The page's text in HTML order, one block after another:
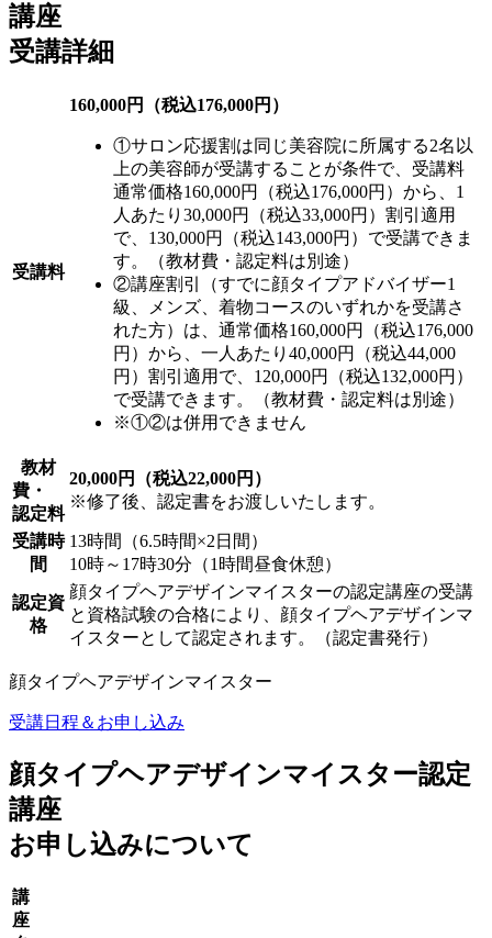
講座
受講詳細
受講料
160,000円（税込176,000円）
①サロン応援割は同じ美容院に所属する2名以
上の美容師が受講することが条件で、受講料
通常価格160,000円（税込176,000円）から、1
人あたり30,000円（税込33,000円）割引適用
で、130,000円（税込143,000円）で受講できま
す。（教材費・認定料は別途）
②講座割引（すでに顔タイプアドバイザー1
級、メンズ、着物コースのいずれかを受講さ
れた方）は、通常価格160,000円（税込176,000
円）から、一人あたり40,000円（税込44,000
円）割引適用で、120,000円（税込132,000円）
で受講できます。（教材費・認定料は別途）
※①②は併用できません
教材
費・
認定料
20,000円（税込22,000円）
※修了後、認定書をお渡しいたします。
受講時
間
13時間（6.5時間×2日間）
10時～17時30分（1時間昼食休憩）
認定資
格
顔タイプヘアデザインマイスターの認定講座の受講
と資格試験の合格により、顔タイプヘアデザインマ
イスターとして認定されます。（認定書発行）
顔タイプヘアデザインマイスター
受講日程＆お申し込み
顔タイプヘアデザインマイスター認定
講座
お申し込みについて
講
座